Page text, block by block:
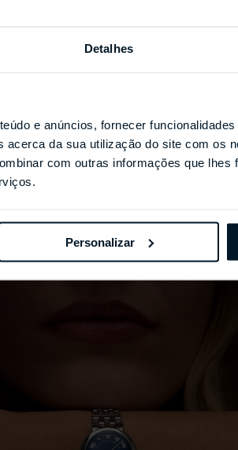
Detalhes
e anúncios, fornecer
acerca da sua utilização do site com os
com outras informações que
Personalizar